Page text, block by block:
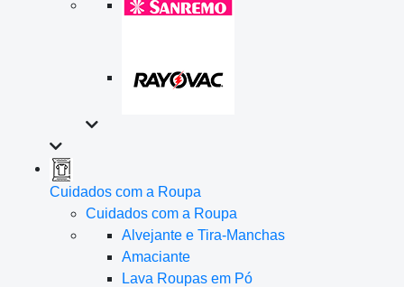
Cuidados com a Roupa
Cuidados com a Roupa
Alvejante e Tira-Manchas
Amaciante
Lava Roupas em Pó